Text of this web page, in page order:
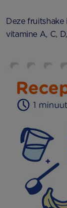
Deze fruitshake
vitamine A, C,